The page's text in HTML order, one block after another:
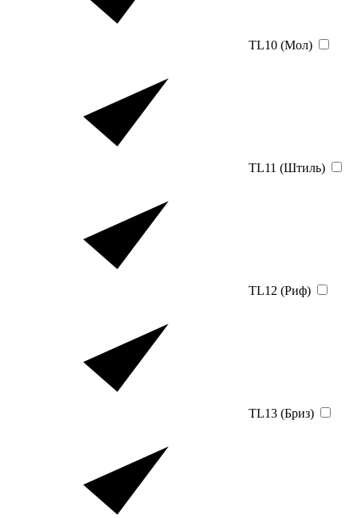
TL10 (Мол)
TL11 (Штиль)
TL12 (Риф)
TL13 (Бриз)